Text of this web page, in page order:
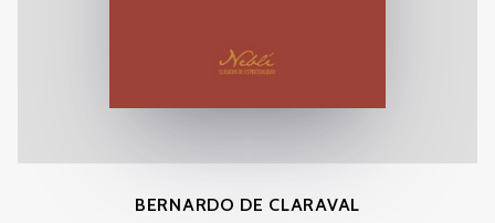
BERNARDO DE CLARAVAL